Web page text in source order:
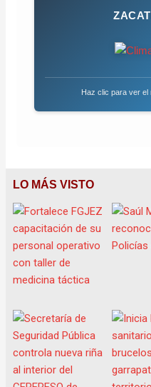
Haz clic para ver el
LO MÁS VISTO